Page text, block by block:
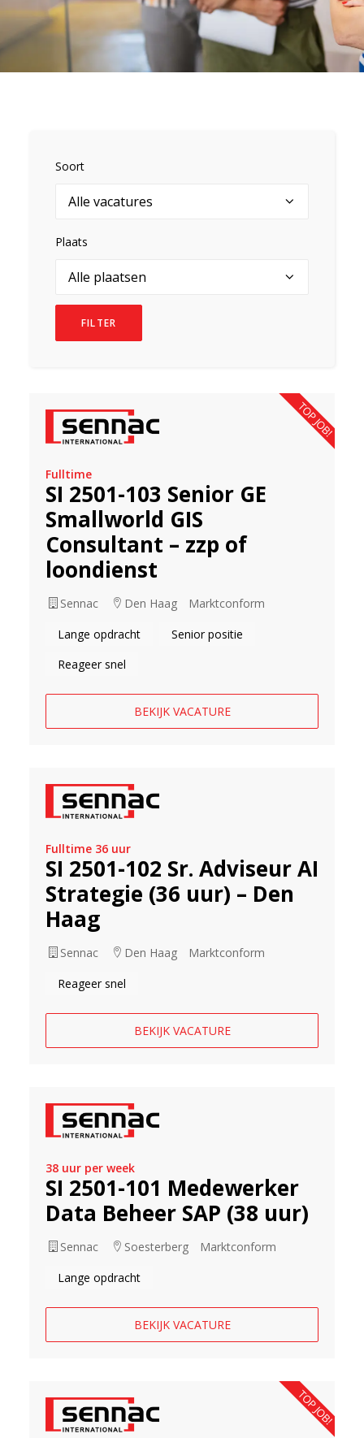
Soort
Plaats
FILTER
Fulltime
SI 2501-103 Senior GE
Smallworld GIS
Consultant – zzp of
loondienst
Sennac Den Haag
Marktconform
Lange opdracht
Senior positie
Reageer snel
BEKIJK VACATURE
TOP JOB!
Fulltime 36 uur
SI 2501-102 Sr. Adviseur AI
Strategie (36 uur) – Den
Haag
Sennac Den Haag
Marktconform
Reageer snel
BEKIJK VACATURE
38 uur per week
SI 2501-101 Medewerker
Data Beheer SAP (38 uur)
Sennac Soesterberg
Marktconform
Lange opdracht
BEKIJK VACATURE
TOP JOB!